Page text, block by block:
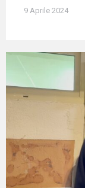
9 Aprile 2024